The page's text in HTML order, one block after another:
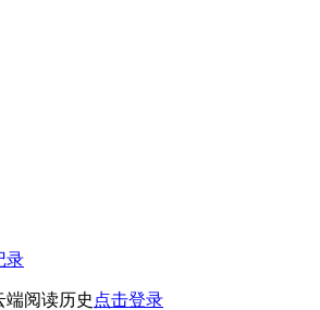
录
端阅读历史 点击登录